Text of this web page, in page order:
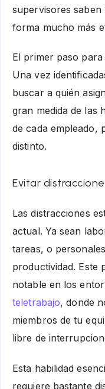
supervisores
forma mucho más
El primer paso
Una vez
buscar a quién
gran medida de las
de cada empleado,
distinto.
Evitar
Las distracciones
actual. Ya sean
tareas, o
productividad. Este
notable en los
teletrabajo, donde
miembros de tu
libre de
Esta habilidad
requiere bastante